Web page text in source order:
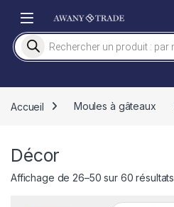
Recherche de produits
Accueil Moules à gâteaux
Décor
Affichage de 26–50 sur 60 résultats